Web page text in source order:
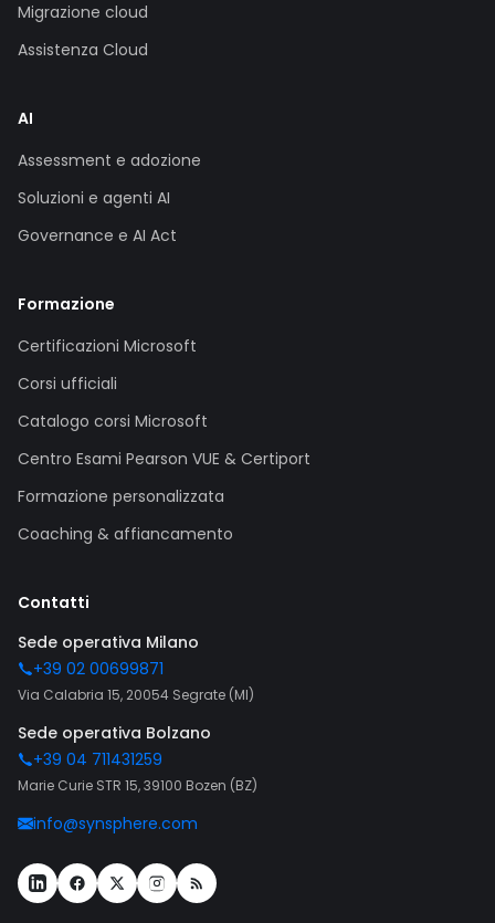
Migrazione cloud
Assistenza Cloud
AI
Assessment e adozione
Soluzioni e agenti AI
Governance e AI Act
Formazione
Certificazioni Microsoft
Corsi ufficiali
Catalogo corsi Microsoft
Centro Esami Pearson VUE & Certiport
Formazione personalizzata
Coaching & affiancamento
Contatti
Sede operativa Milano
+39 02 00699871
Via Calabria 15, 20054 Segrate (MI)
Sede operativa Bolzano
+39 04 711431259
Marie Curie STR 15, 39100 Bozen (BZ)
info@synsphere.com